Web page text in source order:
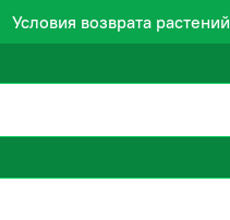
Условия возврата растений